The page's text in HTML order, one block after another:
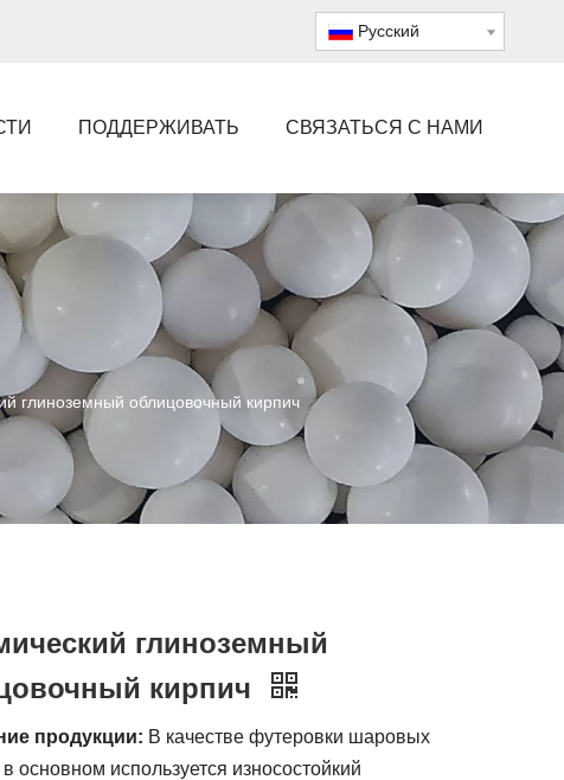
Pусский
ПОДДЕРЖИВАТЬ СВЯЗАТЬСЯ С НАМИ
глиноземный облицовочный кирпич
глиноземный
кирпич
продукции: В качестве футеровки шаровых
основном используется износостойкий